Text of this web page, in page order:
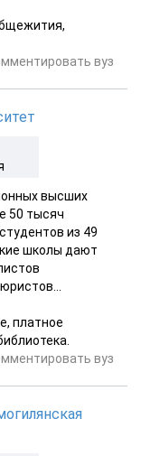
вуз
высших
50 тысяч
из 49
школы дают
платное
вуз